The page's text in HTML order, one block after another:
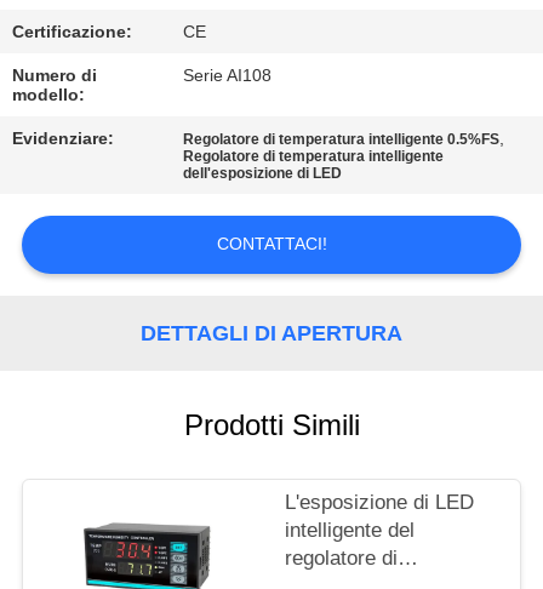
CONTROLLO
DI
QUALITÀ
CONTATTICI
NOTIZIE
PRIVACY
Certificazione: CE
Numero di
modello:
Serie AI108
Evidenziare: Regolatore di temperatura intelligente 0.5%FS,
Regolatore di temperatura intelligente
dell'esposizione di LED
CONTATTACI!
DETTAGLI DI APERTURA
Prodotti Simili
L'esposizione di LED
intelligente del
regolatore di